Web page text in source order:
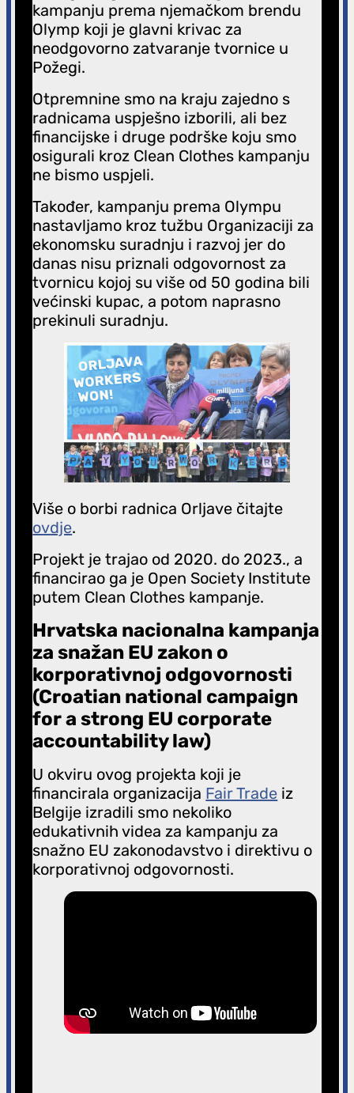
kampanju prema njemačkom brendu
Olymp koji je glavni krivac za
neodgovorno zatvaranje tvornice u
Požegi.
Otpremnine smo na kraju zajedno s
radnicama uspješno izborili, ali bez
financijske i druge podrške koju smo
osigurali kroz Clean Clothes kampanju
ne bismo uspjeli.
Također, kampanju prema Olympu
nastavljamo kroz tužbu Organizaciji za
ekonomsku suradnju i razvoj jer do
danas nisu priznali odgovornost za
tvornicu kojoj su više od 50 godina bili
većinski kupac, a potom naprasno
prekinuli suradnju.
Više o borbi radnica Orljave čitajte
ovdje.
Projekt je trajao od 2020. do 2023., a
financirao ga je Open Society Institute
putem Clean Clothes kampanje.
Hrvatska nacionalna kampanja
za snažan EU zakon o
korporativnoj odgovornosti
(Croatian national campaign
for a strong EU corporate
accountability law)
U okviru ovog projekta koji je
financirala organizacija Fair Trade iz
Belgije izradili smo nekoliko
edukativnih videa za kampanju za
snažno EU zakonodavstvo i direktivu o
korporativnoj odgovornosti.